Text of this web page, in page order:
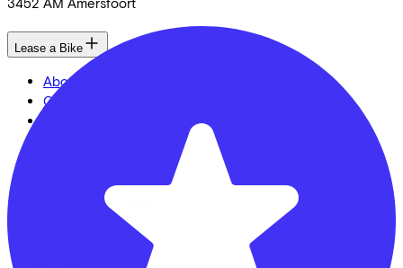
Lease a Bike
About us
Our team
Security & Privacy
Proud partner of